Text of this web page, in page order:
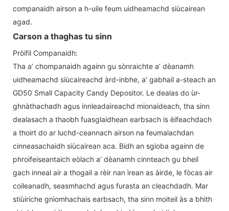
companaidh airson a h-uile feum uidheamachd siùcairean
agad.
Carson a thaghas tu sinn
Pròifil Companaidh:
Tha a’ chompanaidh againn gu sònraichte a’ dèanamh
uidheamachd siùcaireachd àrd-inbhe, a’ gabhail a-steach an
GD50 Small Capacity Candy Depositor. Le dealas do ùr-
ghnàthachadh agus innleadaireachd mionaideach, tha sinn
dealasach a thaobh fuasglaidhean earbsach is èifeachdach
a thoirt do ar luchd-ceannach airson na feumalachdan
cinneasachaidh siùcairean aca. Bidh an sgioba againn de
phroifeiseantaich eòlach a’ dèanamh cinnteach gu bheil
gach inneal air a thogail a rèir nan ìrean as àirde, le fòcas air
coileanadh, seasmhachd agus furasta an cleachdadh. Mar
stiùiriche gnìomhachais earbsach, tha sinn moiteil às a bhith